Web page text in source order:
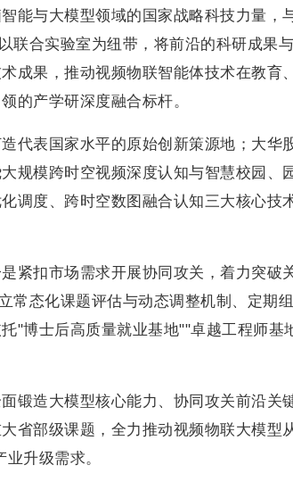
能与大模型领域的国家战略科技力量，
联合实验室为纽带，将前沿的科研成果
成果，推动视频物联智能体技术在教育
的产学研深度融合标杆。
代表国家水平的原始创新策源地；大华
规模跨时空视频深度认知与智慧校园、
调度、跨时空数图融合认知三大核心技
紧扣市场需求开展协同攻关，着力突破
常态化课题评估与动态调整机制、定期
"博士后高质量就业基地""卓越工程师基
锻造大模型核心能力、协同攻关前沿关
省部级课题，全力推动视频物联大模型
升级需求。